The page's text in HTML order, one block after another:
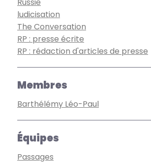
ludicisation
The Conversation
RP : presse écrite
RP : rédaction d'articles de presse
Membres
Barthélémy Léo-Paul
Équipes
Passages